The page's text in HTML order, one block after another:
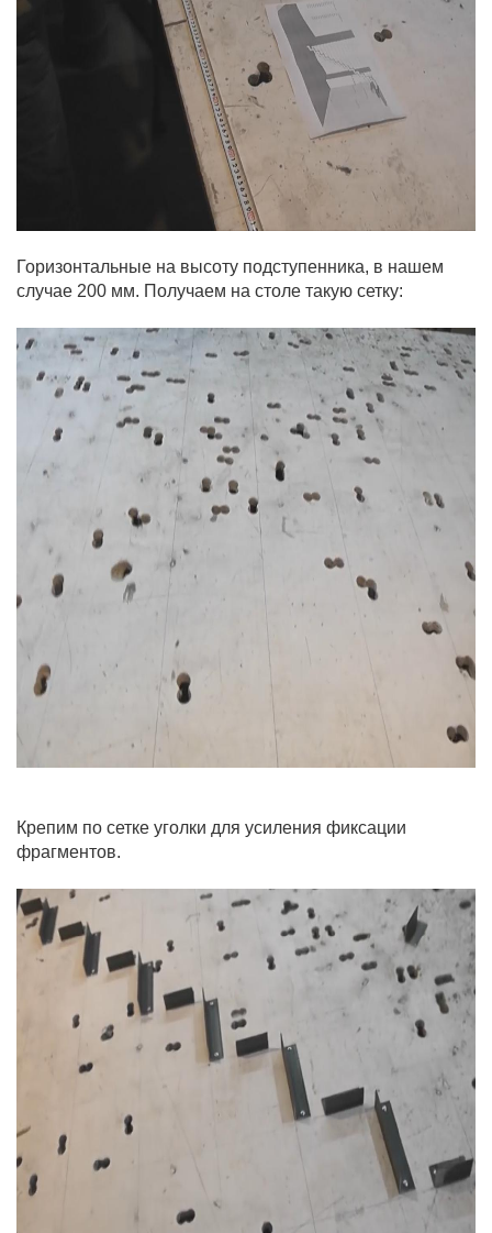
Горизонтальные на высоту подступенника, в нашем
случае 200 мм. Получаем на столе такую сетку:
Крепим по сетке уголки для усиления фиксации
фрагментов.